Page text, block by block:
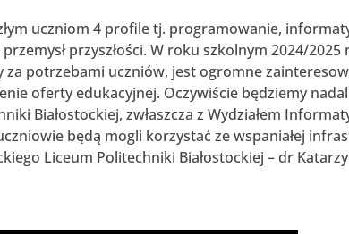
uczniom 4 profile tj. programowanie,
przyszłości. W roku szkolnym 2024/2025
za potrzebami uczniów, jest ogromne
oferty edukacyjnej. Oczywiście będziemy
Białostockiej, zwłaszcza z Wydziałem
będą mogli korzystać ze wspaniałej
Liceum Politechniki Białostockiej – dr